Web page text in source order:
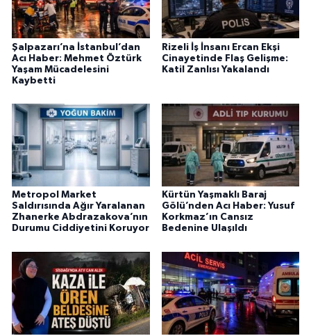
Şalpazarı’na İstanbul’dan
Acı Haber: Mehmet Öztürk
Yaşam Mücadelesini
Kaybetti
Rizeli İş İnsanı Ercan Ekşi
Cinayetinde Flaş Gelişme:
Katil Zanlısı Yakalandı
Metropol Market
Saldırısında Ağır Yaralanan
Zhanerke Abdrazakova’nın
Durumu Ciddiyetini Koruyor
Kürtün Yaşmaklı Baraj
Gölü’nden Acı Haber: Yusuf
Korkmaz’ın Cansız
Bedenine Ulaşıldı